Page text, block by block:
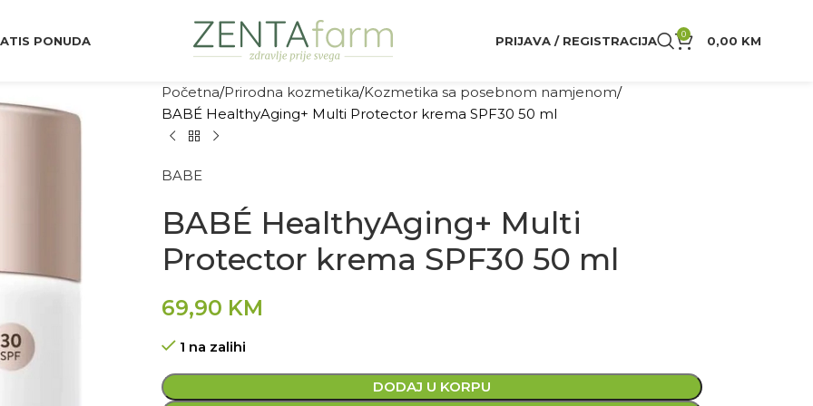
PONUDA PRIJAVA / REGISTRACIJA 0 0,00 KM
Početna Prirodna kozmetika Kozmetika sa posebnom namjenom
BABÉ HealthyAging+ Multi Protector krema SPF30 50 ml
BABE
BABÉ HealthyAging+ Multi
Protector krema SPF30 50 ml
69,90 KM
1 na zalihi
DODAJ U KORPU